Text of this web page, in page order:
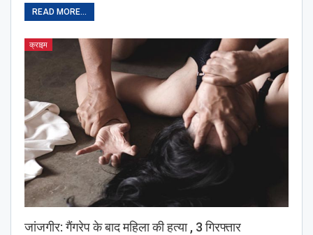
READ MORE...
क्राइम
जांजगीर: गैंगरेप के बाद महिला की हत्या , 3 गिरफ्तार